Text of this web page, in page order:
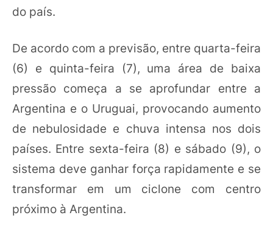
do país.
De acordo com a previsão, entre quarta-feira
(6) e quinta-feira (7), uma área de baixa
pressão começa a se aprofundar entre a
Argentina e o Uruguai, provocando aumento
de nebulosidade e chuva intensa nos dois
países. Entre sexta-feira (8) e sábado (9), o
sistema deve ganhar força rapidamente e se
transformar em um ciclone com centro
próximo à Argentina.